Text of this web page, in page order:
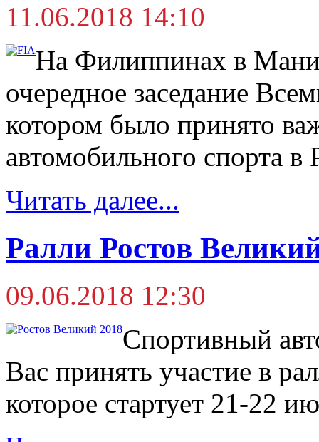
11.06.2018 14:10
На Филиппинах в
очередное заседание
котором было принято
автомобильного спорта в
Читать далее...
Ралли Ростов
09.06.2018 12:30
Спортивный
Вас принять участие в
которое стартует 21-22